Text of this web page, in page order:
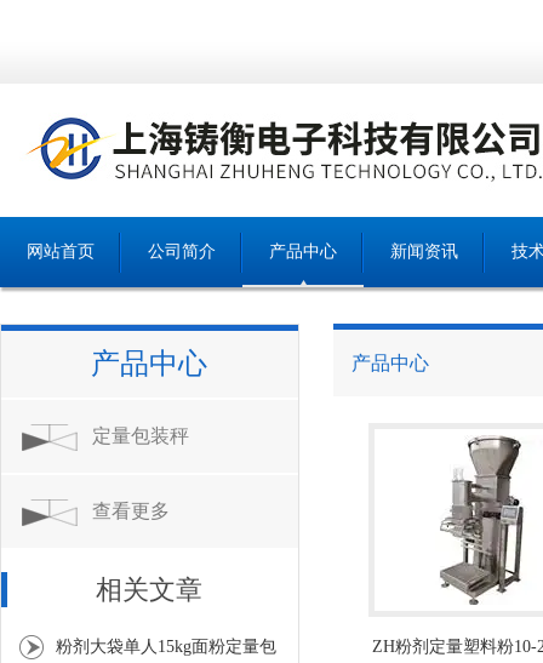
网站首页 公司简介 产品中心 新闻资讯 技
产品中心
定量包装秤
查看更多
相关文章
粉剂大袋单人15kg面粉定量包
产品中心
ZH粉剂定量塑料粉10-